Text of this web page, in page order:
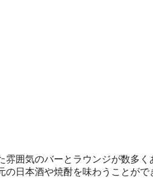
雰囲気のバーとラウンジが数多
日本酒や焼酎を味わうことがで